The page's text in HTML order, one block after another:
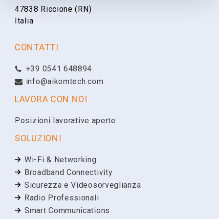
47838 Riccione (RN)
Italia
CONTATTI
+39 0541 648894
info@aikomtech.com
LAVORA CON NOI
Posizioni lavorative aperte
SOLUZIONI
Wi-Fi & Networking
Broadband Connectivity
Sicurezza e Videosorveglianza
Radio Professionali
Smart Communications